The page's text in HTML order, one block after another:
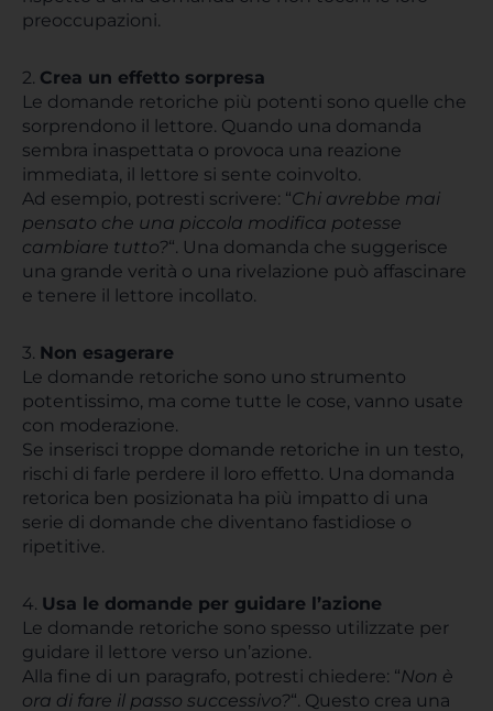
preoccupazioni.
2. Crea un effetto sorpresa
Le domande retoriche più potenti sono quelle che
sorprendono il lettore. Quando una domanda
sembra inaspettata o provoca una reazione
immediata, il lettore si sente coinvolto.
Ad esempio, potresti scrivere: “Chi avrebbe mai
pensato che una piccola modifica potesse
cambiare tutto?“. Una domanda che suggerisce
una grande verità o una rivelazione può affascinare
e tenere il lettore incollato.
3. Non esagerare
Le domande retoriche sono uno strumento
potentissimo, ma come tutte le cose, vanno usate
con moderazione.
Se inserisci troppe domande retoriche in un testo,
rischi di farle perdere il loro effetto. Una domanda
retorica ben posizionata ha più impatto di una
serie di domande che diventano fastidiose o
ripetitive.
4. Usa le domande per guidare l’azione
Le domande retoriche sono spesso utilizzate per
guidare il lettore verso un’azione.
Alla fine di un paragrafo, potresti chiedere: “Non è
ora di fare il passo successivo?“. Questo crea una